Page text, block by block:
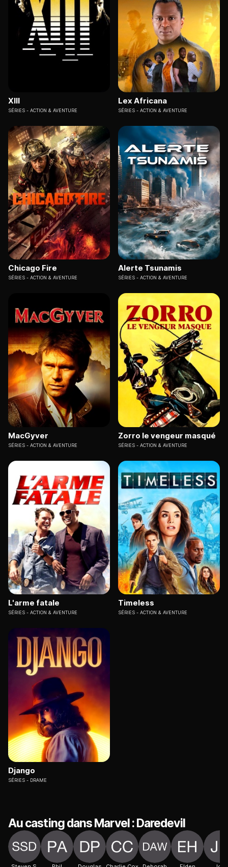
XIII
SÉRIES ACTION & AVENTURE
Lex Africana
SÉRIES ACTION & AVENTURE
Chicago Fire
SÉRIES ACTION & AVENTURE
Alerte Tsunamis
SÉRIES ACTION & AVENTURE
MacGyver
SÉRIES ACTION & AVENTURE
Zorro le vengeur masqué
SÉRIES ACTION & AVENTURE
L'arme fatale
SÉRIES ACTION & AVENTURE
Timeless
SÉRIES ACTION & AVENTURE
Django
SÉRIES DRAME
Au casting dans Marvel : Daredevil